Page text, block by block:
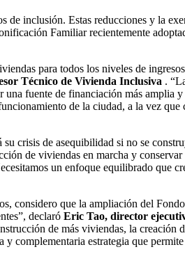
inclusión. Estas reducciones y la
Familiar recientemente
para todos los niveles de
Técnico de Vivienda Inclusiva .
fuente de financiación más
de la ciudad, a la vez
crisis de asequibilidad si no se
de viviendas en marcha y
un enfoque equilibrado que
considero que la ampliación del
declaró Eric Tao, director
de más viviendas, la
complementaria estrategia que